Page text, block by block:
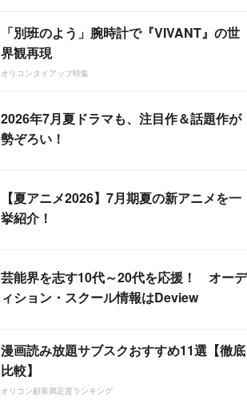
「別班のよう」腕時計で『VIVANT』の世
界観再現
オリコンタイアップ特集
2026年7月夏ドラマも、注目作＆話題作が
勢ぞろい！
【夏アニメ2026】7月期夏の新アニメを一
挙紹介！
芸能界を志す10代～20代を応援！ オーデ
ィション・スクール情報はDeview
漫画読み放題サブスクおすすめ11選【徹底
比較】
オリコン顧客満足度ランキング